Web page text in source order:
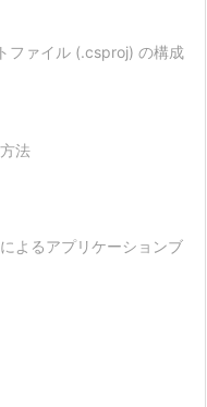
ファイル (.csproj) の構成
法
よるアプリケーションブ